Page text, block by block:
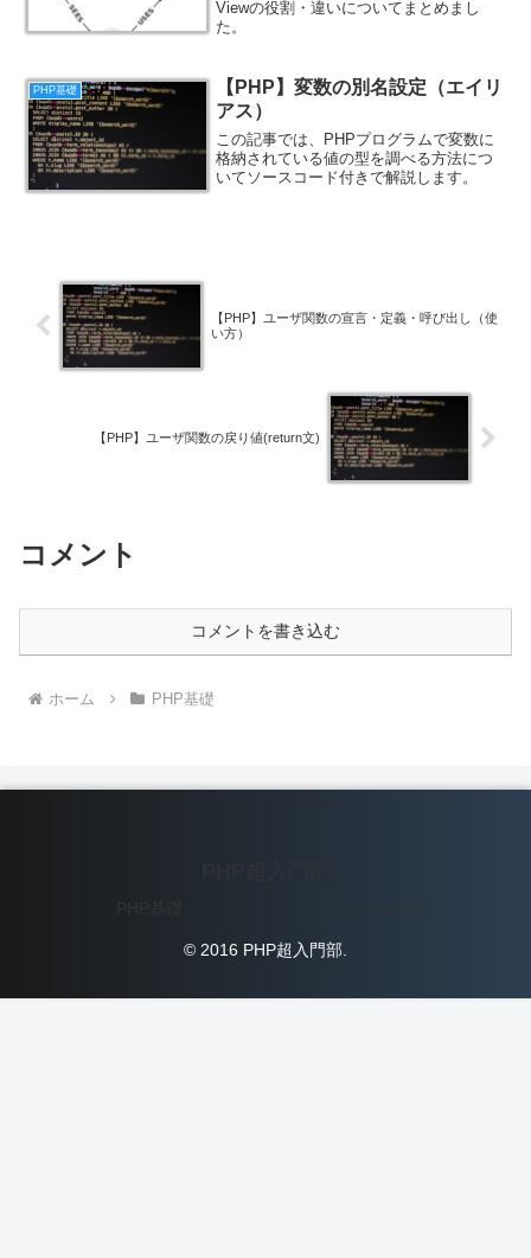
Viewの役割・違いについてまとめまし
た。
PHP基礎
【PHP】変数の別名設定（エイリ
アス）
この記事では、PHPプログラムで変数に
格納されている値の型を調べる方法につ
いてソースコード付きで解説します。
【PHP】ユーザ関数の宣言・定義・呼び出し（使
い方）
【PHP】ユーザ関数の戻り値(return文)
コメント
コメントを書き込む
ホーム PHP基礎
© 2016 PHP超入門部.